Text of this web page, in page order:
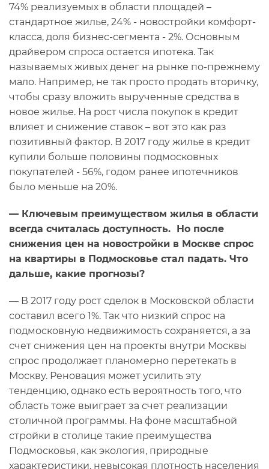
74% реализуемых в области площадей –
стандартное жилье, 24% - новостройки комфорт-
класса, доля бизнес-сегмента - 2%. Основным
драйвером спроса остается ипотека. Так
называемых живых денег на рынке по-прежнему
мало. Например, не так просто продать вторичку,
чтобы сразу вложить вырученные средства в
новое жилье. На рост числа покупок в кредит
влияет и снижение ставок – вот это как раз
позитивный фактор. В 2017 году жилье в кредит
купили больше половины подмосковных
покупателей - 56%, годом ранее ипотечников
было меньше на 20%.
— Ключевым преимуществом жилья в области
всегда считалась доступность. Но после
снижения цен на новостройки в Москве спрос
на квартиры в Подмосковье стал падать. Что
дальше, какие прогнозы?
— В 2017 году рост сделок в Московской области
составил всего 1%. Так что низкий спрос на
подмосковную недвижимость сохраняется, а за
счет снижения цен на проекты внутри Москвы
спрос продолжает планомерно перетекать в
Москву. Реновация может усилить эту
тенденцию, однако есть вероятность того, что
область тоже выиграет за счет реализации
столичной программы. На фоне масштабной
стройки в столице такие преимущества
Подмосковья, как экология, природные
характеристики, невысокая плотность населения